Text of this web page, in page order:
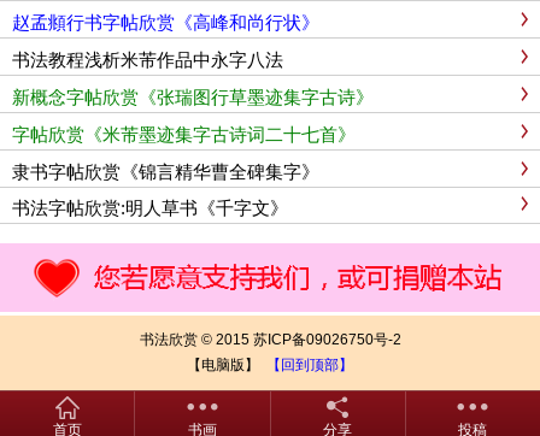
赵孟頫行书字帖欣赏《高峰和尚行状》
书法教程浅析米芾作品中永字八法
新概念字帖欣赏《张瑞图行草墨迹集字古诗》
字帖欣赏《米芾墨迹集字古诗词二十七首》
隶书字帖欣赏《锦言精华曹全碑集字》
书法字帖欣赏:明人草书《千字文》
书法欣赏 © 2015 苏ICP备09026750号-2
【电脑版】
【回到顶部】
首页 书画 分享 投稿